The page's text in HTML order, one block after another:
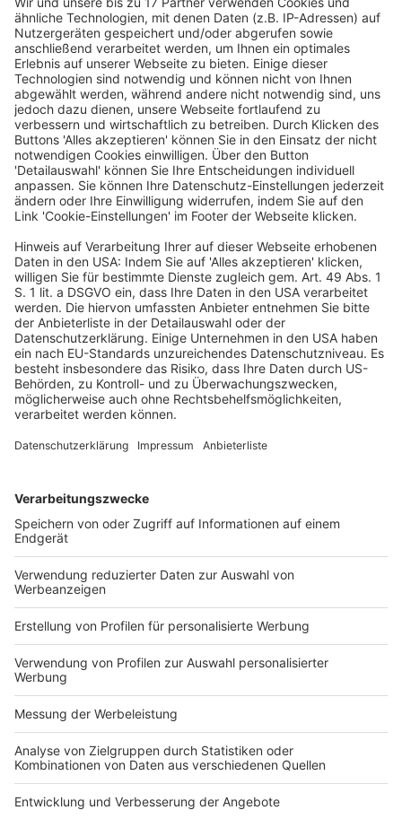
Veröffentlicht am11. Juli 2024vonkw
BGH, Beschluss vom 7.5.2024 – VI ZB 22/23 Zu den nach
§ 130a Abs. 3 Satz 1 ZPO bestehenden Anforderungen
an die Übermittlung eines elektronischen Dokuments.
(Amtlicher Leitsatz)
WEITERLESEN
Wirtschaftsrecht
EuGH: Auslegung Art. 3 Abs. 1 Buchst. c
Ziff. i RL 2014/65/EU (hier: Übermittlung
von Aufträgen zur Ausführung an
Wertpapierfirmen)
Veröffentlicht am4. Juni 2024vonkw
Online BBL2024-1281-1 Art. 3 Abs. 1 Buchst. c Ziff. i der
WEITERLESEN
Wirtschaftsrecht
BFH: Übermittlung elektronischer
Dokumente durch einen Steuerberater
und Wirtschaftsprüfer
Veröffentlicht am29. Februar 2024
BFH, Beschluss vom 2.2.2024 – VI S 23/23 NV: Ein
Steuerberater und Wirtschaftsprüfer, der gegenüber
dem Gericht auch unter der Berufsbezeichnung